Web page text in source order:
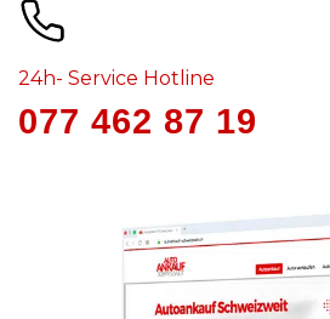
24h- Service Hotline
077 462 87 19